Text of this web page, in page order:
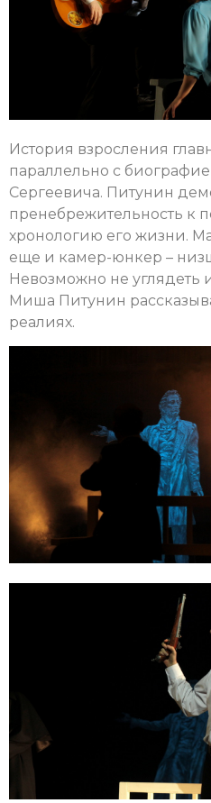
История взросления
параллельно с
Сергеевича. Питунин
пренебрежительность к
хронологию его жизни.
еще и камер-юнкер –
Невозможно не углядеть
Миша Питунин
реалиях.